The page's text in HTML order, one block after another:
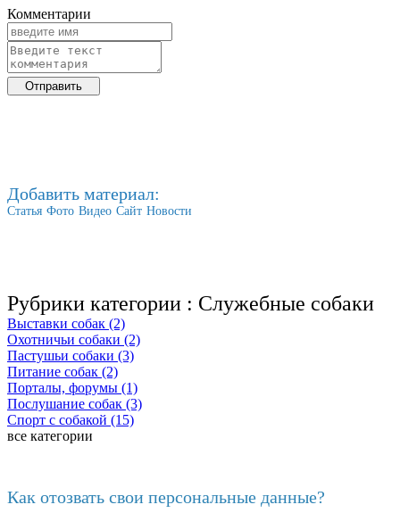
Комментарии
Добавить материал:
Статья Фото Видео Сайт Новости
Рубрики категории : Служебные собаки
Выставки собак (2)
Охотничьи собаки (2)
Пастушьи собаки (3)
Питание собак (2)
Порталы, форумы (1)
Послушание собак (3)
Спорт с собакой (15)
все категории
Как отозвать свои персональные данные?